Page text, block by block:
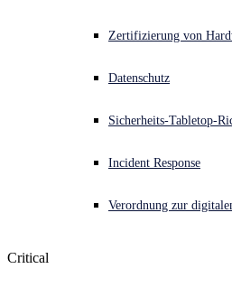
Akuter Cyberangriff? Fordern Sie
Open language switcher
Zertifizierung von
Datenschutz
Sicherheits-Tabletop-
Incident Response
Verordnung zur
Critical